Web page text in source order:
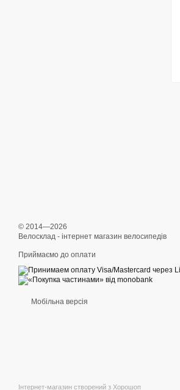
© 2014—2026
Велосклад - інтернет магазин велосипедів
Приймаємо до оплати
Мобільна версія
Інтернет-магазин створений з Хорошоп